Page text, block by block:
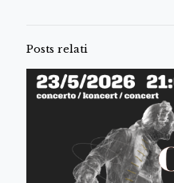
Posts relati